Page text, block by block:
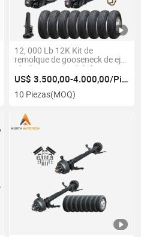
12, 000 Lb 12K Kit de
remolque de gooseneck de eje
tándem con total de kits 24K
capacidad conjuntos
completos
US$ 3.500,00-4.000,00/Pieza
10 Piezas(MOQ)